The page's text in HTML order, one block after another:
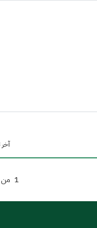
آخر تحديث: 19
1 من